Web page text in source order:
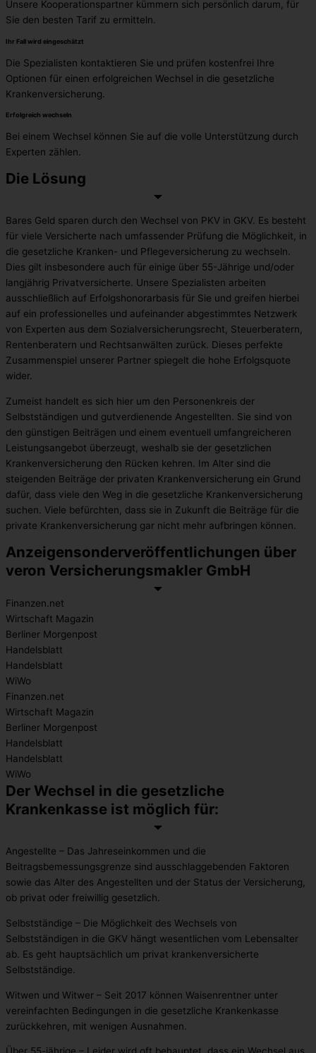
Unsere Kooperationspartner kümmern sich persönlich darum, für
Sie den besten Tarif zu ermitteln.
Ihr Fall wird eingeschätzt
Die Spezialisten kontaktieren Sie und prüfen kostenfrei Ihre
Optionen für einen erfolgreichen Wechsel in die gesetzliche
Krankenversicherung.
Erfolgreich wechseln​
Bei einem Wechsel können Sie auf die volle Unterstützung durch
Experten zählen.
Die Lösung​
Bares Geld sparen durch den Wechsel von PKV in GKV. Es besteht
für viele Versicherte nach umfassender Prüfung die Möglichkeit, in
die gesetzliche Kranken- und Pflegeversicherung zu wechseln.
Dies gilt insbesondere auch für einige über 55-Jährige und/oder
langjährig Privatversicherte. Unsere Spezialisten arbeiten
ausschließlich auf Erfolgshonorarbasis für Sie und greifen hierbei
auf ein professionelles und aufeinander abgestimmtes Netzwerk
von Experten aus dem Sozialversicherungsrecht, Steuerberatern,
Rentenberatern und Rechtsanwälten zurück. Dieses perfekte
Zusammenspiel unserer Partner spiegelt die hohe Erfolgsquote
wider.
Zumeist handelt es sich hier um den Personenkreis der
Selbstständigen und gutverdienende Angestellten. Sie sind von
den günstigen Beiträgen und einem eventuell umfangreicheren
Leistungsangebot überzeugt, weshalb sie der gesetzlichen
Krankenversicherung den Rücken kehren. Im Alter sind die
steigenden Beiträge der privaten Krankenversicherung ein Grund
dafür, dass viele den Weg in die gesetzliche Krankenversicherung
suchen. Viele befürchten, dass sie in Zukunft die Beiträge für die
private Krankenversicherung gar nicht mehr aufbringen können.
Anzeigensonderveröffentlichungen über
veron Versicherungsmakler GmbH
Finanzen.net
Wirtschaft Magazin
Berliner Morgenpost
Handelsblatt
Handelsblatt
WiWo
Finanzen.net
Wirtschaft Magazin
Berliner Morgenpost
Handelsblatt
Handelsblatt
WiWo
Der Wechsel in die gesetzliche
Krankenkasse ist möglich für:​
Angestellte – Das Jahreseinkommen und die
Beitragsbemessungsgrenze sind ausschlaggebenden Faktoren
sowie das Alter des Angestellten und der Status der Versicherung,
ob privat oder freiwillig gesetzlich.
Selbstständige – Die Möglichkeit des Wechsels von
Selbstständigen in die GKV hängt wesentlichen vom Lebensalter
ab. Es geht hauptsächlich um privat krankenversicherte
Selbstständige.
Witwen und Witwer – Seit 2017 können Waisenrentner unter
vereinfachten Bedingungen in die gesetzliche Krankenkasse
zurückkehren, mit wenigen Ausnahmen.